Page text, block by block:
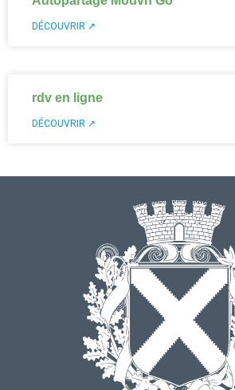
DÉCOUVRIR ↗
rdv en ligne
DÉCOUVRIR ↗